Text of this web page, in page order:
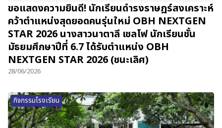
ขอแสดงความยินดี! นักเรียนดำรงราษฎร์สงเคราะห์
คว้าตำแหน่งสุดยอดคนรุ่นใหม่ OBH NEXTGEN
STAR 2026 นางสาวนาตาลี เชลโฟ นักเรียนชั้น
มัธยมศึกษาปีที่ 6.7 ได้รับตำแหน่ง OBH
NEXTGEN STAR 2026 (ชนะเลิศ)
28/06/2026
กิจกรรมโรงเรียน